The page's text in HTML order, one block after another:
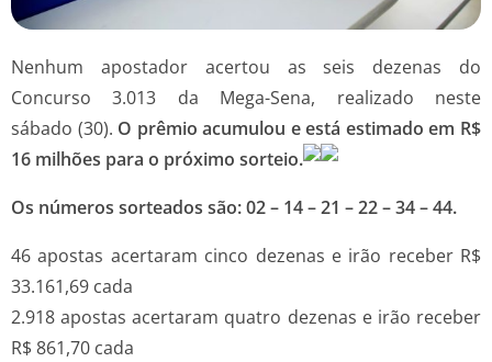
Nenhum apostador acertou as seis dezenas do
Concurso 3.013 da Mega-Sena, realizado neste
sábado (30). O prêmio acumulou e está estimado em R$
16 milhões para o próximo sorteio.
Os números sorteados são: 02 – 14 – 21 – 22 – 34 – 44.
46 apostas acertaram cinco dezenas e irão receber R$
33.161,69 cada
2.918 apostas acertaram quatro dezenas e irão receber
R$ 861,70 cada